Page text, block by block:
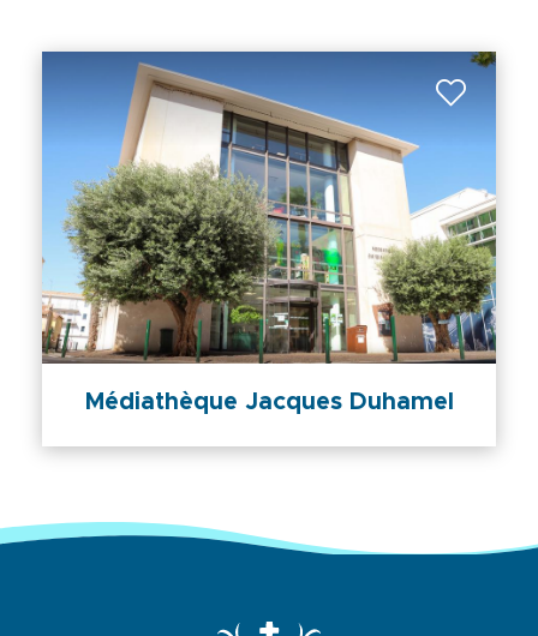
Médiathèque Jacques Duhamel